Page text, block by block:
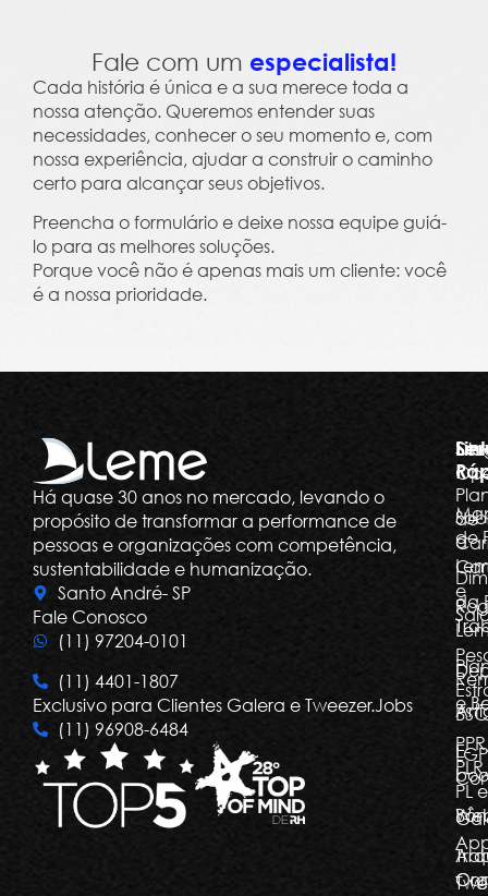
Fale com um especialista!
Cada história é única e a sua merece toda a
nossa atenção. Queremos entender suas
necessidades, conhecer o seu momento e, com
nossa experiência, ajudar a construir o caminho
certo para alcançar seus objetivos.
Preencha o formulário e deixe nossa equipe guiá-
lo para as melhores soluções.
Porque você não é apenas mais um cliente: você
é a nossa prioridade.
Há quase 30 anos no mercado, levando o
propósito de transformar a performance de
pessoas e organizações com competência,
sustentabilidade e humanização.
Santo André- SP
Fale Conosco
(11) 97204-0101
(11) 4401-1807
Exclusivo para Clientes Galera e Tweezer.Jobs
(11) 96908-6484
de
e
e
PLR,
PL e
de
da
a
E-